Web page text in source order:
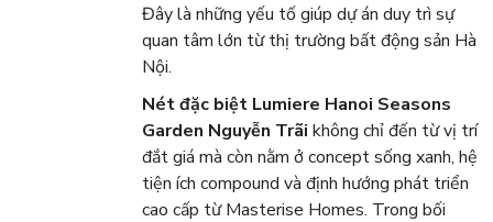
Đây là những yếu tố giúp dự án duy trì sự
quan tâm lớn từ thị trường bất động sản Hà
Nội.
Nét đặc biệt Lumiere Hanoi Seasons
Garden Nguyễn Trãi không chỉ đến từ vị trí
đắt giá mà còn nằm ở concept sống xanh, hệ
tiện ích compound và định hướng phát triển
cao cấp từ Masterise Homes. Trong bối